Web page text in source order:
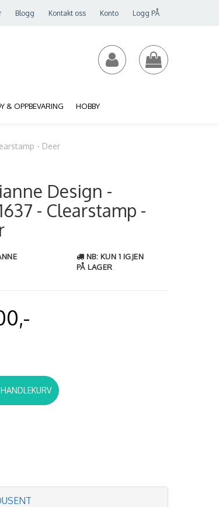
Blogg Kontakt oss Konto Logg PÅ
& OPPBEVARING HOBBY
- Deer
Design -
- Clearstamp -
NB: KUN 1 IGJEN
PÅ LAGER